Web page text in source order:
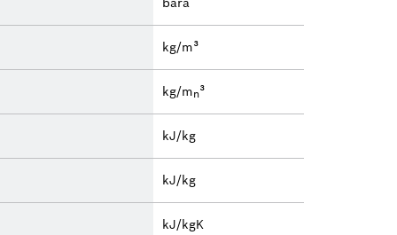
kg/m³
kg/mn³
kJ/kg
kJ/kg
kJ/kgK